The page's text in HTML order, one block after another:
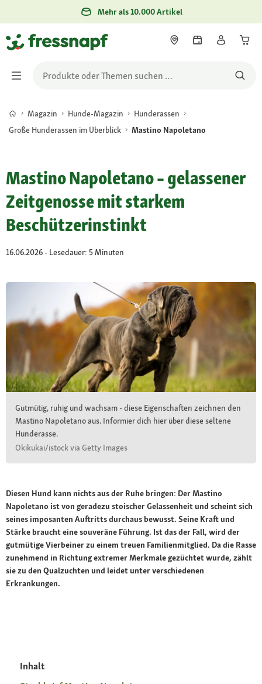
Mehr als 10.000 Artikel
Magazin Hunde-Magazin
Hunderassen
Große Hunderassen im Überblick
Mastino Napoletano
Mastino Napoletano – gelassener
Zeitgenosse mit starkem
Beschützerinstinkt
16.06.2026 - Lesedauer: 5 Minuten
Gutmütig, ruhig und wachsam - diese Eigenschaften zeichnen den
Mastino Napoletano aus. Informier dich hier über diese seltene
Hunderasse.
Okikukai/istock via Getty Images
Diesen Hund kann nichts aus der Ruhe bringen: Der Mastino
Napoletano ist von geradezu stoischer Gelassenheit und scheint sich
seines imposanten Auftritts durchaus bewusst. Seine Kraft und
Stärke braucht eine souveräne Führung. Ist das der Fall, wird der
gutmütige Vierbeiner zu einem treuen Familienmitglied. Da die Rasse
zunehmend in Richtung extremer Merkmale gezüchtet wurde, zählt
sie zu den Qualzuchten und leidet unter verschiedenen
Erkrankungen.
Inhalt